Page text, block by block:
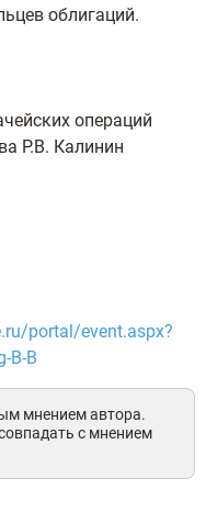
облигаций.
операций
Р.В. Калинин
portal/event.aspx?
B-B
мнением автора.
с мнением